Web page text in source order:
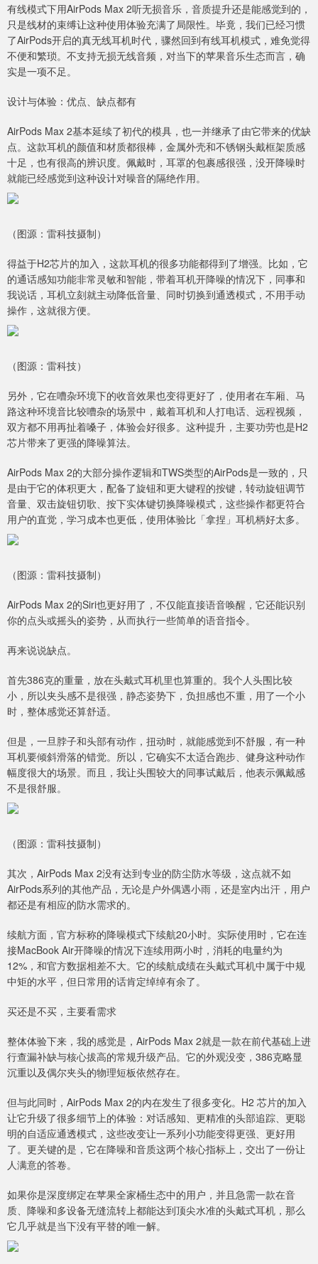
有线模式下用AirPods Max 2听无损音乐，音质提升还是能感觉到的，
只是线材的束缚让这种使用体验充满了局限性。毕竟，我们已经习惯
了AirPods开启的真无线耳机时代，骤然回到有线耳机模式，难免觉得
不便和繁琐。不支持无损无线音频，对当下的苹果音乐生态而言，确
实是一项不足。
设计与体验：优点、缺点都有
AirPods Max 2基本延续了初代的模具，也一并继承了由它带来的优缺
点。这款耳机的颜值和材质都很棒，金属外壳和不锈钢头戴框架质感
十足，也有很高的辨识度。佩戴时，耳罩的包裹感很强，没开降噪时
就能已经感觉到这种设计对噪音的隔绝作用。
（图源：雷科技摄制）
得益于H2芯片的加入，这款耳机的很多功能都得到了增强。比如，它
的通话感知功能非常灵敏和智能，带着耳机开降噪的情况下，同事和
我说话，耳机立刻就主动降低音量、同时切换到通透模式，不用手动
操作，这就很方便。
（图源：雷科技）
另外，它在嘈杂环境下的收音效果也变得更好了，使用者在车厢、马
路这种环境音比较嘈杂的场景中，戴着耳机和人打电话、远程视频，
双方都不用再扯着嗓子，体验会好很多。这种提升，主要功劳也是H2
芯片带来了更强的降噪算法。
AirPods Max 2的大部分操作逻辑和TWS类型的AirPods是一致的，只
是由于它的体积更大，配备了旋钮和更大键程的按键，转动旋钮调节
音量、双击旋钮切歌、按下实体键切换降噪模式，这些操作都更符合
用户的直觉，学习成本也更低，使用体验比「拿捏」耳机柄好太多。
（图源：雷科技摄制）
AirPods Max 2的Siri也更好用了，不仅能直接语音唤醒，它还能识别
你的点头或摇头的姿势，从而执行一些简单的语音指令。
再来说说缺点。
首先386克的重量，放在头戴式耳机里也算重的。我个人头围比较
小，所以夹头感不是很强，静态姿势下，负担感也不重，用了一个小
时，整体感觉还算舒适。
但是，一旦脖子和头部有动作，扭动时，就能感觉到不舒服，有一种
耳机要倾斜滑落的错觉。所以，它确实不太适合跑步、健身这种动作
幅度很大的场景。而且，我让头围较大的同事试戴后，他表示佩戴感
不是很舒服。
（图源：雷科技摄制）
其次，AirPods Max 2没有达到专业的防尘防水等级，这点就不如
AirPods系列的其他产品，无论是户外偶遇小雨，还是室内出汗，用户
都还是有相应的防水需求的。
续航方面，官方标称的降噪模式下续航20小时。实际使用时，它在连
接MacBook Air开降噪的情况下连续用两小时，消耗的电量约为
12%，和官方数据相差不大。它的续航成绩在头戴式耳机中属于中规
中矩的水平，但日常用的话肯定绰绰有余了。
买还是不买，主要看需求
整体体验下来，我的感觉是，AirPods Max 2就是一款在前代基础上进
行查漏补缺与核心拔高的常规升级产品。它的外观没变，386克略显
沉重以及偶尔夹头的物理短板依然存在。
但与此同时，AirPods Max 2的内在发生了很多变化。H2 芯片的加入
让它升级了很多细节上的体验：对话感知、更精准的头部追踪、更聪
明的自适应通透模式，这些改变让一系列小功能变得更强、更好用
了。更关键的是，它在降噪和音质这两个核心指标上，交出了一份让
人满意的答卷。
如果你是深度绑定在苹果全家桶生态中的用户，并且急需一款在音
质、降噪和多设备无缝流转上都能达到顶尖水准的头戴式耳机，那么
它几乎就是当下没有平替的唯一解。